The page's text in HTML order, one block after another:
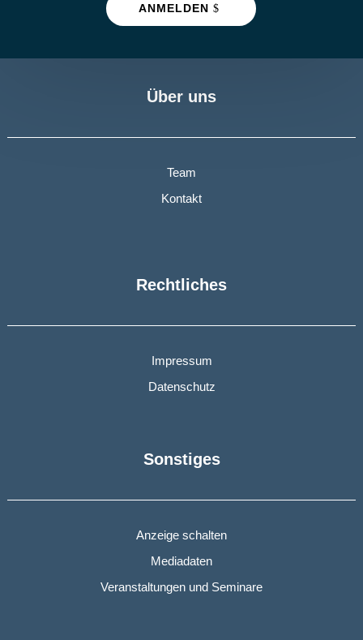
ANMELDEN
Über uns
Team
Kontakt
Rechtliches
Impressum
Datenschutz
Sonstiges
Anzeige schalten
Mediadaten
Veranstaltungen und Seminare